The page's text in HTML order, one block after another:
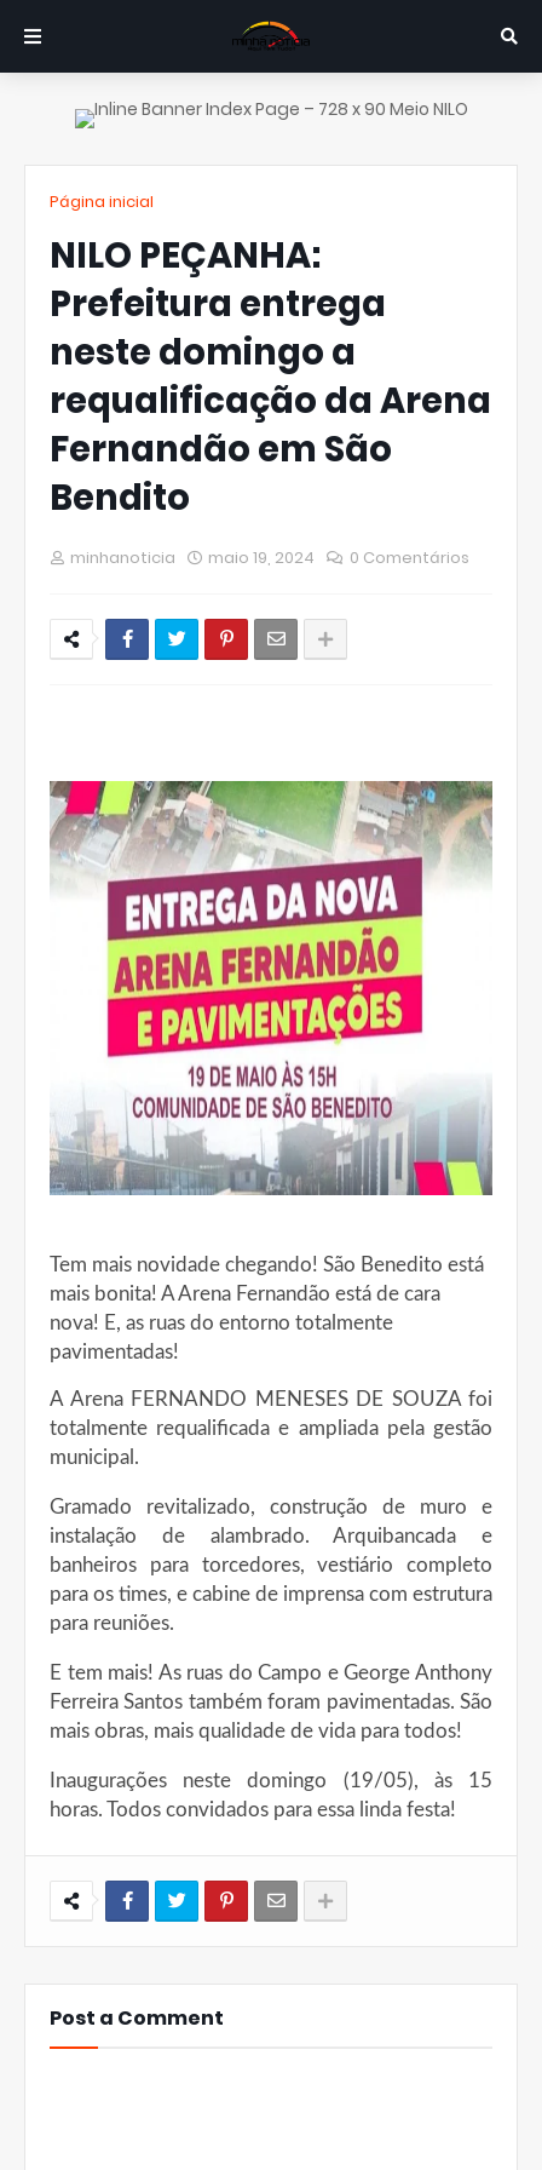
Página inicial
NILO PEÇANHA:
Prefeitura entrega
neste domingo a
requalificação da Arena
Fernandão em São
Bendito
minhanoticia maio 19, 2024 0 Comentários
Tem mais novidade chegando! São Benedito está
mais bonita! A Arena Fernandão está de cara
nova! E, as ruas do entorno totalmente
pavimentadas!
A Arena FERNANDO MENESES DE SOUZA foi
totalmente requalificada e ampliada pela gestão
municipal.
Gramado revitalizado, construção de muro e
instalação de alambrado. Arquibancada e
banheiros para torcedores, vestiário completo
para os times, e cabine de imprensa com estrutura
para reuniões.
E tem mais! As ruas do Campo e George Anthony
Ferreira Santos também foram pavimentadas. São
mais obras, mais qualidade de vida para todos!
Inaugurações neste domingo (19/05), às 15
horas. Todos convidados para essa linda festa!
Post a Comment